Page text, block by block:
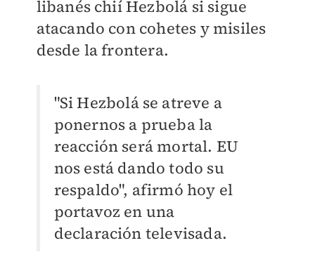
libanés chií Hezbolá si sigue
atacando con cohetes y misiles
desde la frontera.
"Si Hezbolá se atreve a
ponernos a prueba la
reacción será mortal. EU
nos está dando todo su
respaldo", afirmó hoy el
portavoz en una
declaración televisada.